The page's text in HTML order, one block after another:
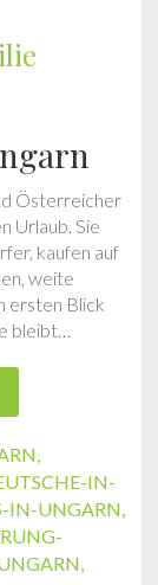
Österreicher
Urlaub. Sie
kaufen auf
weite
ersten Blick
bleibt…
,
IN-
IN-UNGARN,
,